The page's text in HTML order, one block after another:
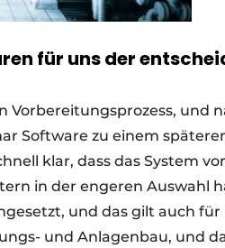
für uns der
Vorbereitungsprozess, und
Software zu einem
klar, dass das System
in der engeren Auswahl
und das gilt auch
und Anlagenbau, und